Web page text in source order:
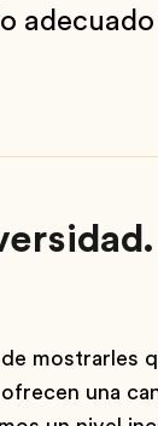
mostrarles
una